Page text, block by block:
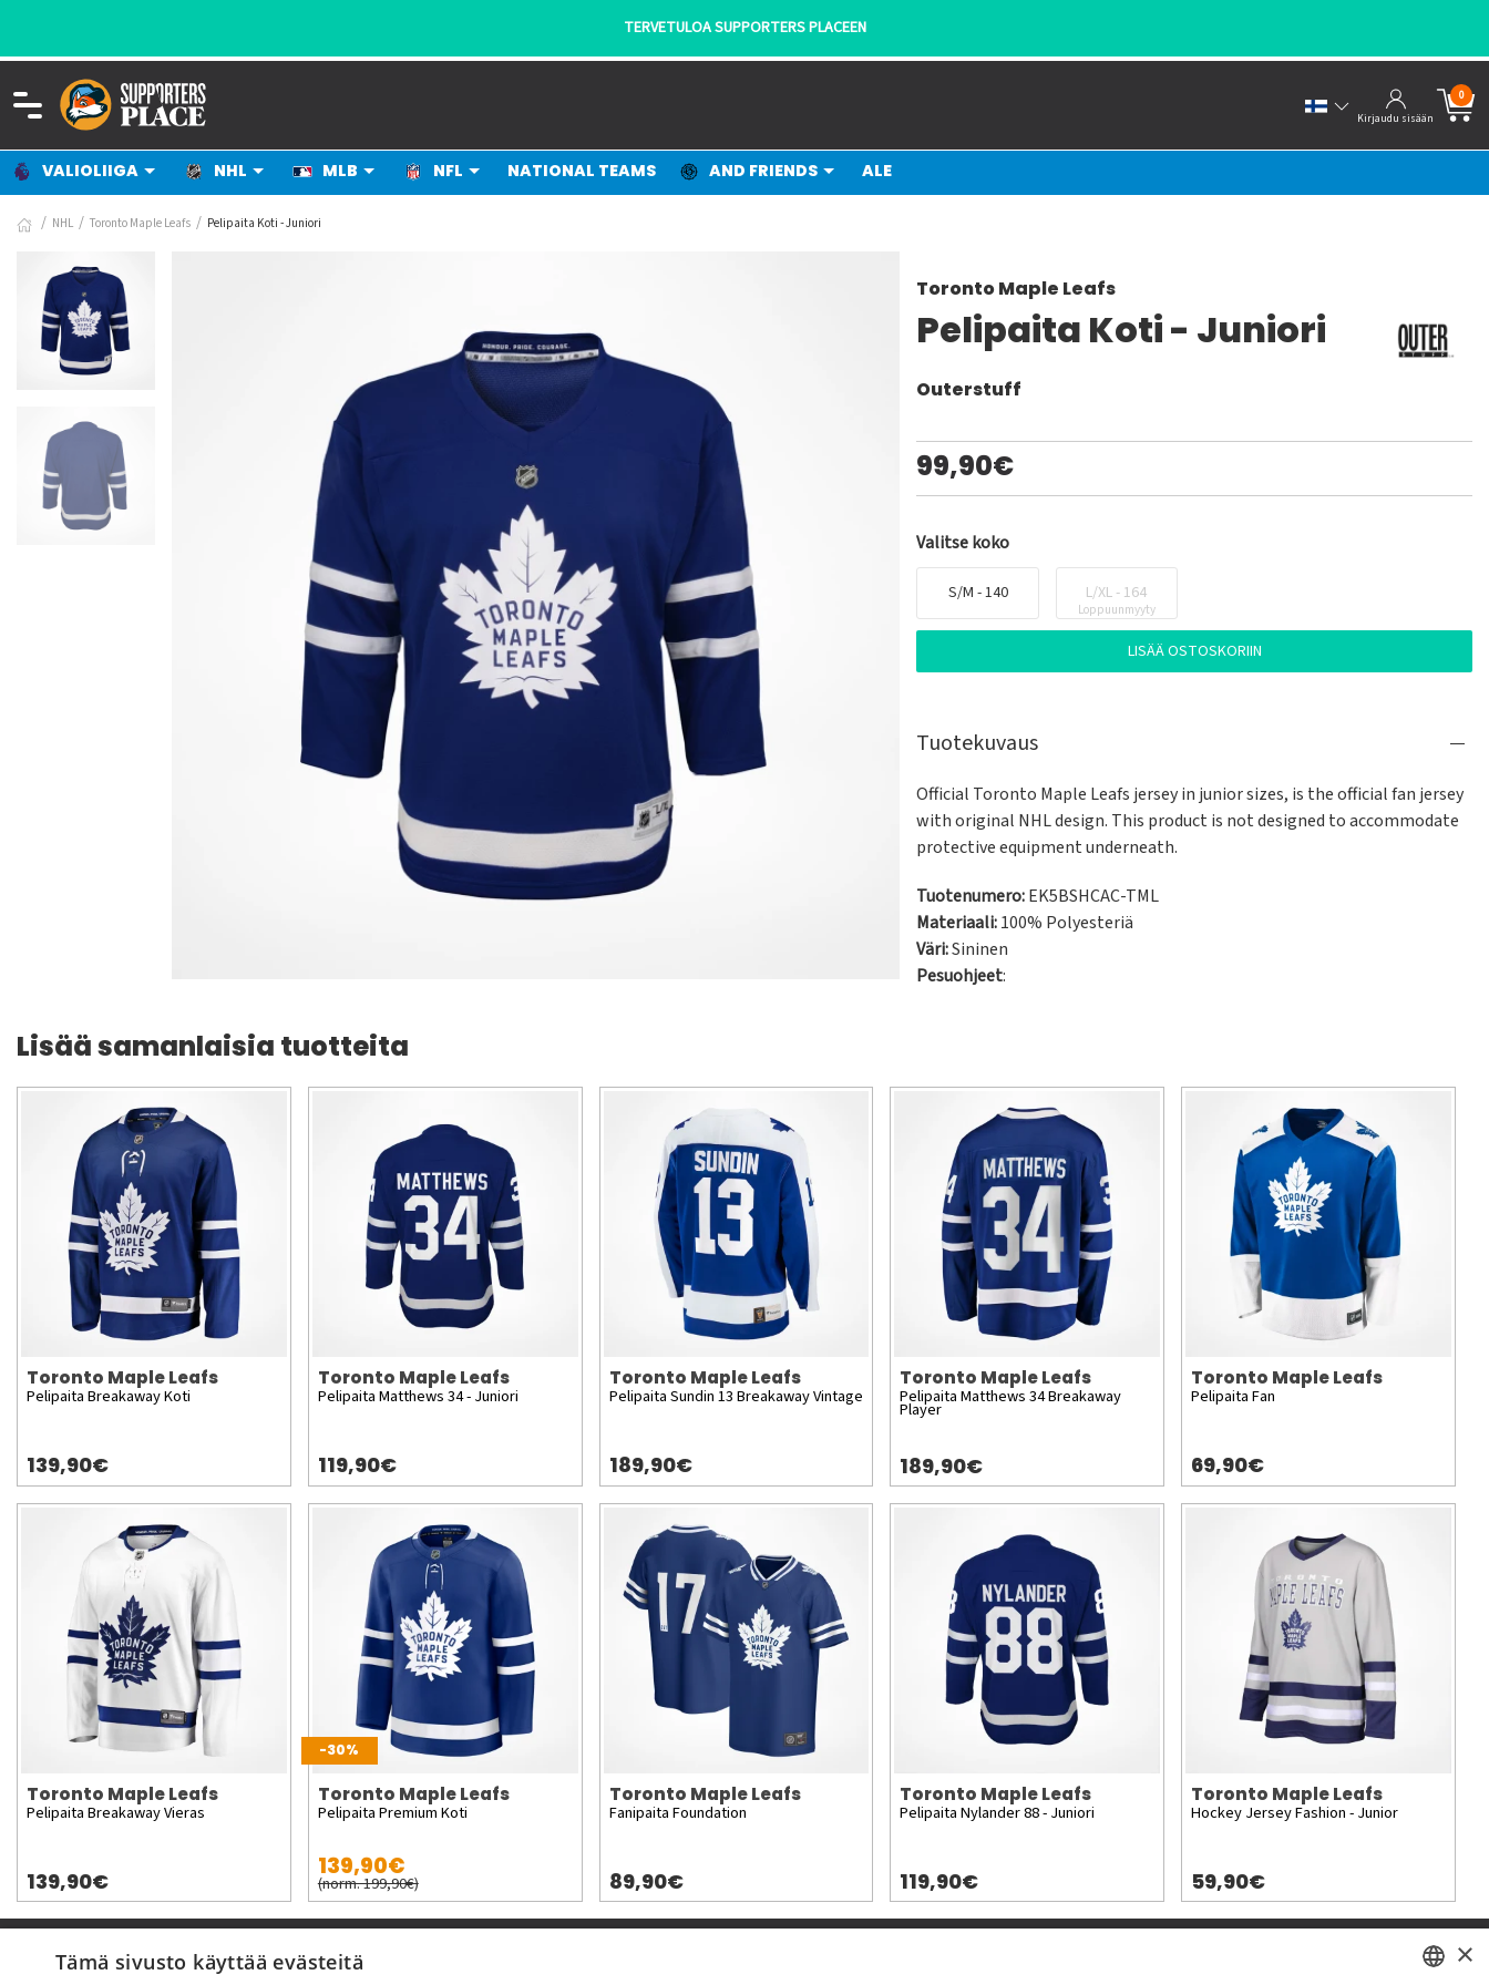
TERVETULOA SUPPORTERS PLACEEN
Kirjaudu sisään
0
VALIOLIIGA NHL MLB NFL NATIONAL TEAMS AND FRIENDS ALE
NHL Toronto Maple Leafs Pelipaita Koti - Juniori
Toronto Maple Leafs
Pelipaita Koti - Juniori
Outerstuff
99,90€
Valitse koko
S/M - 140 L/XL - 164
Loppuunmyyty
LISÄÄ OSTOSKORIIN
Tuotekuvaus
Official Toronto Maple Leafs jersey in junior sizes, is the official fan jersey
with original NHL design. This product is not designed to accommodate
protective equipment underneath.
Tuotenumero:EK5BSHCAC-TML
Materiaali:100% Polyesteriä
Väri:Sininen
Pesuohjeet:
Lisää samanlaisia tuotteita
Toronto Maple Leafs
Pelipaita Breakaway Koti
139,90€
Toronto Maple Leafs
Pelipaita Matthews 34 - Juniori
119,90€
Toronto Maple Leafs
Pelipaita Sundin 13 Breakaway Vintage
189,90€
Toronto Maple Leafs
Pelipaita Matthews 34 Breakaway
Player
189,90€
Toronto Maple Leafs
Pelipaita Fan
69,90€
Toronto Maple Leafs
Pelipaita Breakaway Vieras
139,90€
-30%
Toronto Maple Leafs
Pelipaita Premium Koti
139,90€
(norm. 199,90€)
Toronto Maple Leafs
Fanipaita Foundation
89,90€
Toronto Maple Leafs
Pelipaita Nylander 88 - Juniori
119,90€
Toronto Maple Leafs
Hockey Jersey Fashion - Junior
59,90€
Pyydä apua ×
Tämä sivusto käyttää evästeitä